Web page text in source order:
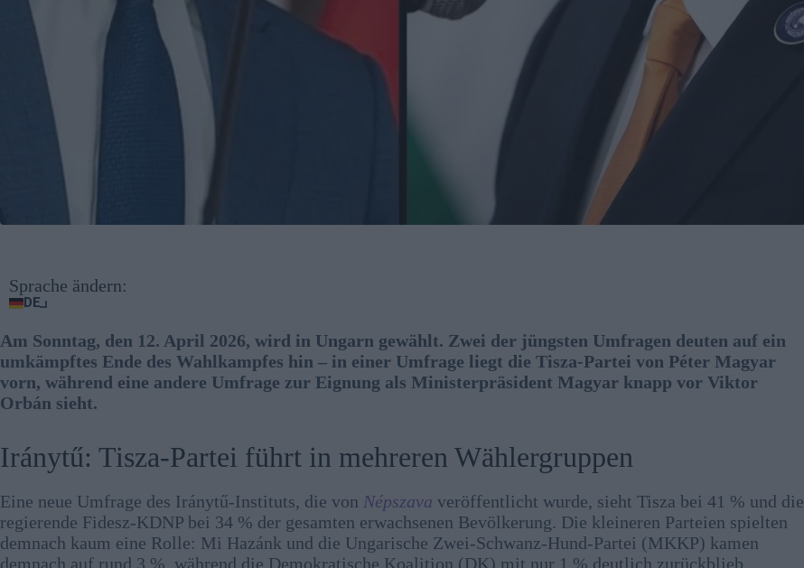
Sprache ändern:
DE
Am Sonntag, den 12. April 2026, wird in Ungarn gewählt. Zwei der jüngsten Umfragen deuten auf ein
umkämpftes Ende des Wahlkampfes hin – in einer Umfrage liegt die Tisza-Partei von Péter Magyar
vorn, während eine andere Umfrage zur Eignung als Ministerpräsident Magyar knapp vor Viktor
Orbán sieht.
Iránytű: Tisza-Partei führt in mehreren Wählergruppen
Eine neue Umfrage des Iránytű-Instituts, die von Népszava veröffentlicht wurde, sieht Tisza bei 41 % und die
regierende Fidesz-KDNP bei 34 % der gesamten erwachsenen Bevölkerung. Die kleineren Parteien spielten
demnach kaum eine Rolle: Mi Hazánk und die Ungarische Zwei-Schwanz-Hund-Partei (MKKP) kamen
demnach auf rund 3 %, während die Demokratische Koalition (DK) mit nur 1 % deutlich zurückblieb.